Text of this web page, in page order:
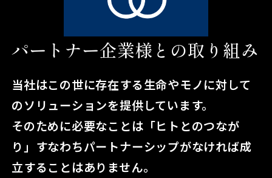
パートナー企業様との取り組み
当社はこの世に存在する生命やモノに対して
のソリューションを提供しています。
そのために必要なことは「ヒトとのつなが
り」すなわちパートナーシップがなければ成
立することはありません。